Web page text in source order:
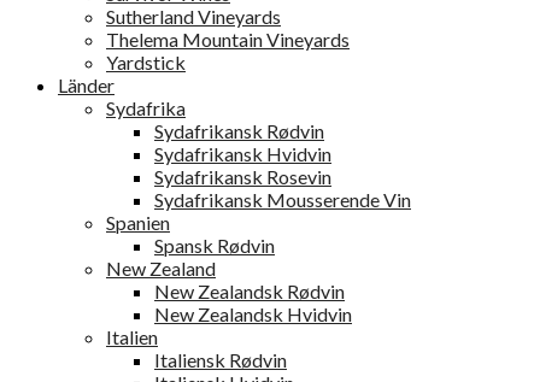
Sutherland Vineyards
Thelema Mountain Vineyards
Yardstick
Länder
Sydafrika
Sydafrikansk Rødvin
Sydafrikansk Hvidvin
Sydafrikansk Rosevin
Sydafrikansk Mousserende Vin
Spanien
Spansk Rødvin
New Zealand
New Zealandsk Rødvin
New Zealandsk Hvidvin
Italien
Italiensk Rødvin